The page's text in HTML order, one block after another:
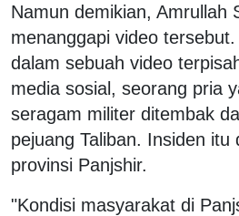
Namun demikian, Amrullah
menanggapi video
dalam sebuah video
media sosial, seorang pria
seragam militer ditembak
pejuang Taliban. Insiden itu
provinsi Panjshir.
"Kondisi masyarakat di